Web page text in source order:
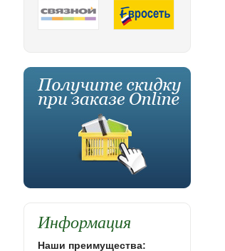
Информация
Наши преимущества: